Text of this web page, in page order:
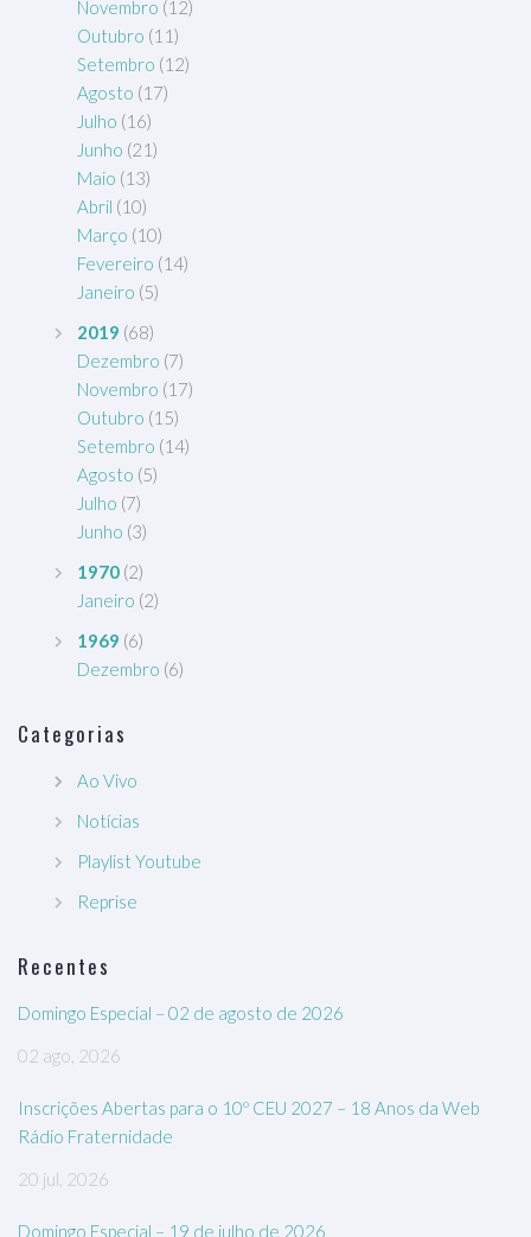
Novembro (12)
Outubro (11)
Setembro (12)
Agosto (17)
Julho (16)
Junho (21)
Maio (13)
Abril (10)
Março (10)
Fevereiro (14)
Janeiro (5)
2019 (68)
Dezembro (7)
Novembro (17)
Outubro (15)
Setembro (14)
Agosto (5)
Julho (7)
Junho (3)
1970 (2)
Janeiro (2)
1969 (6)
Dezembro (6)
Categorias
Ao Vivo
Notícias
Playlist Youtube
Reprise
Recentes
Domingo Especial – 02 de agosto de 2026
02 ago, 2026
Inscrições Abertas para o 10º CEU 2027 – 18 Anos da Web
Rádio Fraternidade
20 jul, 2026
Domingo Especial – 19 de julho de 2026